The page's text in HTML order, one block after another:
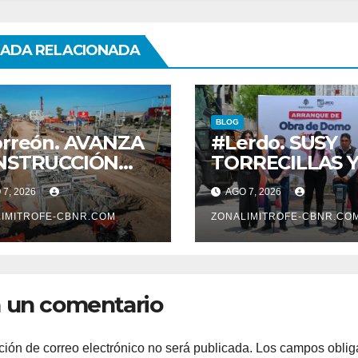
RELACIONADA
AVANZA
SISTEMA VIAL
SOBRE
7, 2026
CBNR.COM
BLOG
#Lerdo. SUSY
TORRECILLAS Y
ESTEBAN
ENTREGAN
TÍTULOS DE
PROPIEDAD A
DOMO EN
AGO 7, 2026
ZONALIMITROFE-CBNR.COM
un comentario
de correo electrónico no será publicada. Los campos